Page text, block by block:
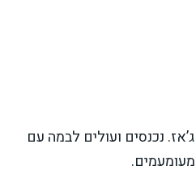
נכנסים ועולים לבמה עם